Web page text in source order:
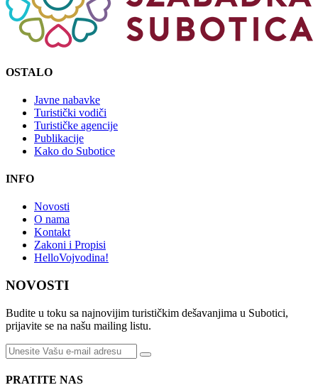
OSTALO
Javne nabavke
Turistički vodiči
Turističke agencije
Publikacije
Kako do Subotice
INFO
Novosti
O nama
Kontakt
Zakoni i Propisi
HelloVojvodina!
NOVOSTI
Budite u toku sa najnovijim turističkim dešavanjima u Subotici,
prijavite se na našu mailing listu.
PRATITE NAS